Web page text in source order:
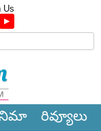
Us
▶
రివ్యూలు